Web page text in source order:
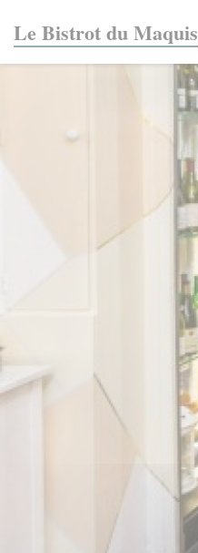
Le Bistrot du Maquis